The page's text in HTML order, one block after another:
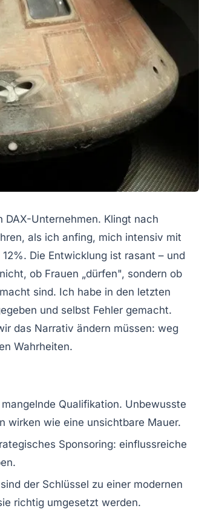
Unternehmen. Klingt nach
als ich anfing, mich intensiv mit
Die Entwicklung ist rasant – und
ob Frauen „dürfen", sondern ob
sind. Ich habe in den letzten
und selbst Fehler gemacht.
das Narrativ ändern müssen: weg
Wahrheiten.
Qualifikation. Unbewusste
wirken wie eine unsichtbare Mauer.
Sponsoring: einflussreiche
der Schlüssel zu einer modernen
richtig umgesetzt werden.